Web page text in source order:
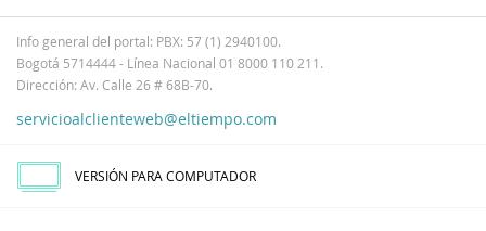
Info general del portal: PBX: 57 (1) 2940100.
Bogotá 5714444 - Línea Nacional 01 8000 110 211.
Dirección: Av. Calle 26 # 68B-70.
servicioalclienteweb@eltiempo.com
VERSIÓN PARA COMPUTADOR